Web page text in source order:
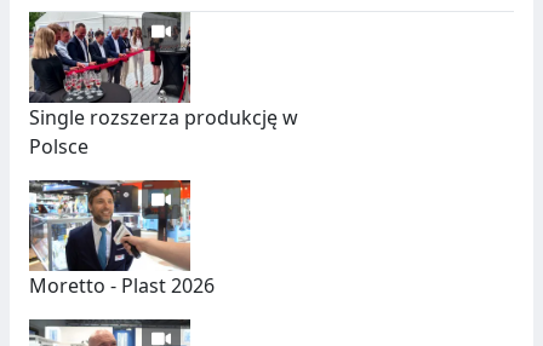
U
C
Z
Y
C
H
Single rozszerza produkcję w
Polsce
Moretto - Plast 2026